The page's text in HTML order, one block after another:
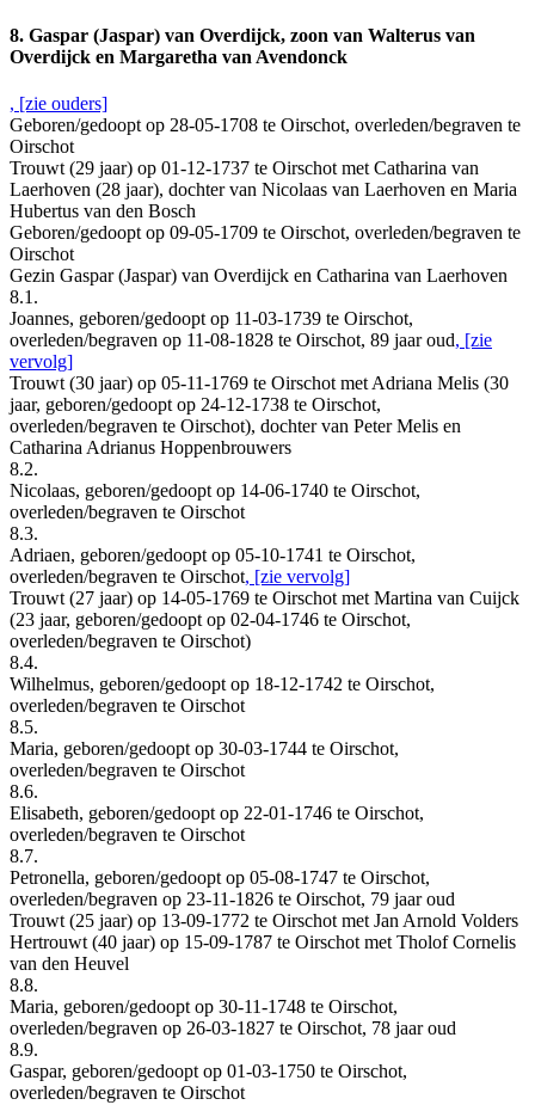
8. Gaspar (Jaspar) van Overdijck, zoon van Walterus van
Overdijck en Margaretha van Avendonck
, [zie ouders]
Geboren/gedoopt op 28-05-1708 te Oirschot, overleden/begraven te
Oirschot
Trouwt (29 jaar) op 01-12-1737 te Oirschot met Catharina van
Laerhoven (28 jaar), dochter van Nicolaas van Laerhoven en Maria
Hubertus van den Bosch
Geboren/gedoopt op 09-05-1709 te Oirschot, overleden/begraven te
Oirschot
Gezin Gaspar (Jaspar) van Overdijck en Catharina van Laerhoven
8.1.
Joannes, geboren/gedoopt op 11-03-1739 te Oirschot,
overleden/begraven op 11-08-1828 te Oirschot, 89 jaar oud, [zie
vervolg]
Trouwt (30 jaar) op 05-11-1769 te Oirschot met Adriana Melis (30
jaar, geboren/gedoopt op 24-12-1738 te Oirschot,
overleden/begraven te Oirschot), dochter van Peter Melis en
Catharina Adrianus Hoppenbrouwers
8.2.
Nicolaas, geboren/gedoopt op 14-06-1740 te Oirschot,
overleden/begraven te Oirschot
8.3.
Adriaen, geboren/gedoopt op 05-10-1741 te Oirschot,
overleden/begraven te Oirschot, [zie vervolg]
Trouwt (27 jaar) op 14-05-1769 te Oirschot met Martina van Cuijck
(23 jaar, geboren/gedoopt op 02-04-1746 te Oirschot,
overleden/begraven te Oirschot)
8.4.
Wilhelmus, geboren/gedoopt op 18-12-1742 te Oirschot,
overleden/begraven te Oirschot
8.5.
Maria, geboren/gedoopt op 30-03-1744 te Oirschot,
overleden/begraven te Oirschot
8.6.
Elisabeth, geboren/gedoopt op 22-01-1746 te Oirschot,
overleden/begraven te Oirschot
8.7.
Petronella, geboren/gedoopt op 05-08-1747 te Oirschot,
overleden/begraven op 23-11-1826 te Oirschot, 79 jaar oud
Trouwt (25 jaar) op 13-09-1772 te Oirschot met Jan Arnold Volders
Hertrouwt (40 jaar) op 15-09-1787 te Oirschot met Tholof Cornelis
van den Heuvel
8.8.
Maria, geboren/gedoopt op 30-11-1748 te Oirschot,
overleden/begraven op 26-03-1827 te Oirschot, 78 jaar oud
8.9.
Gaspar, geboren/gedoopt op 01-03-1750 te Oirschot,
overleden/begraven te Oirschot